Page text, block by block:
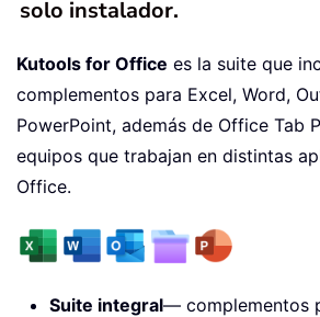
solo instalador.
Kutools for Office es la suite que
complementos para Excel, Word,
PowerPoint, además de Office Tab
equipos que trabajan en distintas
Office.
Suite integral— complementos